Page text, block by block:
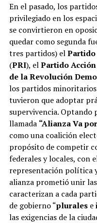
En el pasado, los
privilegiado en los
se convirtieron en
quedar como segunda
tres partidos) el
(PRI), elPartido
de la Revolución
los partidos
tuvieron que adoptar
supervivencia.
llamada “Alianza Va
como una coalición
propósito de competir
federales y locales, con
representación política
alianza prometió unir
caracterizan a cada
de gobierno “plurales e
las exigencias de la